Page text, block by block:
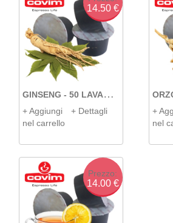
14.50 €
G
INSENG - 50 LAVAZZA BLUE
+ Aggiungi
nel carrello
+ Dettagli
+
nel
Prezzo:
14.00 €